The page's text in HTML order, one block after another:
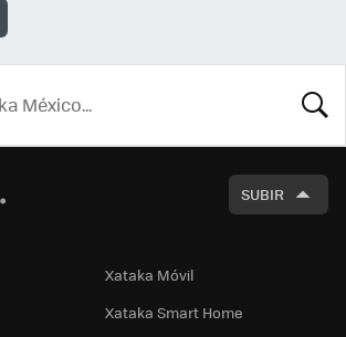
SUBIR
Xataka Móvil
Xataka Smart Home